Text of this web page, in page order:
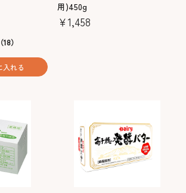
（18）
入れる
用)450g
￥1,458